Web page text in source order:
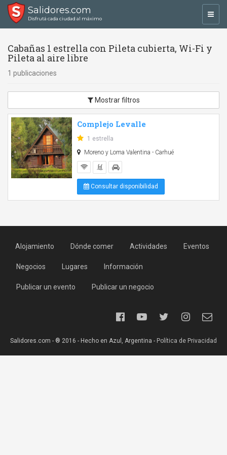
Salidores.com
Disfrutá cada ciudad al máximo
Cabañas 1 estrella con Pileta cubierta, Wi-Fi y
Pileta al aire libre
1 publicaciones
Mostrar filtros
Complejo Levalle
1 estrella
Moreno y Loma Valentina - Carhué
Consultar disponibilidad
Alojamiento Dónde comer Actividades Eventos
Negocios Lugares Información
Publicar un evento Publicar un negocio
Salidores.com - ® 2016 - Hecho en Azul, Argentina - Política de Privacidad